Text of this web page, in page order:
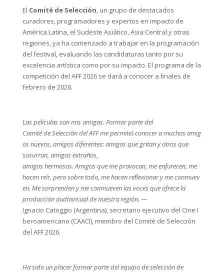
El Comité de Selección, un grupo de destacados
curadores, programadores y expertos en impacto de
América Latina, el Sudeste Asiático, Asia Central y otras
regiones, ya ha comenzado a trabajar en la programación
del festival, evaluando las candidaturas tanto por su
excelencia artística como por su impacto. El programa de la
competición del AFF 2026 se dará a conocer a ﬁnales de
febrero de 2026.
Las películas son mis amigas. Formar parte del
ComitédeSeleccióndelAFFmepermitióconoceramuchos amig
os nuevos, amigos diferentes: amigos que gritan y otros que
susurran, amigos extraños,
amigos hermosos. Amigos que me provocan, me enfurecen, me
hacen reír, pero sobre todo, me hacen reﬂexionar y me conmuev
en. Me sorprenden y me conmueven las voces que ofrece la
producción audiovisual de nuestra región. —
Ignacio Catoggio (Argentina), secretario ejecutivo del Cine I
beroamericano (CAACI), miembro del Comité de Selección
del AFF 2026.
Hasido un placer formar parte del equipo de selección de